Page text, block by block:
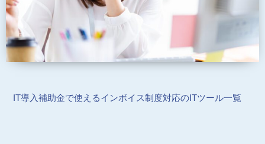
IT導入補助金で使えるインボイス制度対応のITツール一覧